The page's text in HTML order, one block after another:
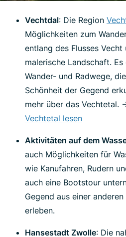
Vechtdal: Die Region
Möglichkeiten zum
entlang des Flusses
malerische Landschaft.
Wander- und Radwege,
Schönheit der Gegend
mehr über das Vechtetal. -
Vechtetal lesen
Aktivitäten auf dem
auch Möglichkeiten für
wie Kanufahren, Rudern
auch eine Bootstour
Gegend aus einer
erleben.
Hansestadt Zwolle: Die